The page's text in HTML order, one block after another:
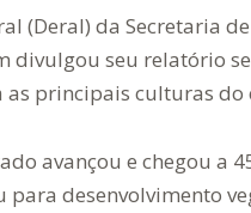
(Deral) da Secretaria
divulgou seu relatório
as principais culturas
avançou e chegou a
desenvolvimento